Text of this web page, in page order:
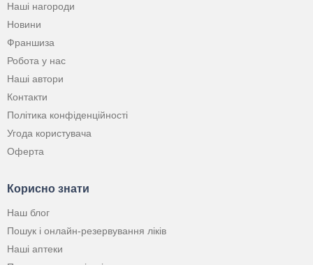
Наші нагороди
Новини
Франшиза
Робота у нас
Наші автори
Контакти
Політика конфіденційності
Угода користувача
Оферта
Корисно знати
Наш блог
Пошук і онлайн-резервування ліків
Наші аптеки